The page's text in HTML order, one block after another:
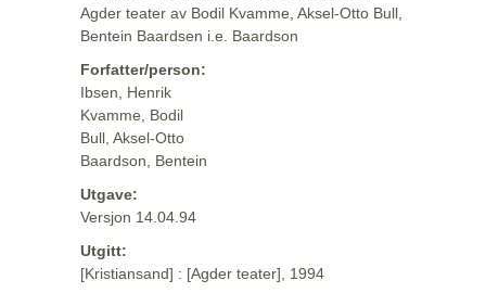
Agder teater av Bodil Kvamme, Aksel-Otto Bull,
Bentein Baardsen i.e. Baardson
Forfatter/person:
Ibsen, Henrik
Kvamme, Bodil
Bull, Aksel-Otto
Baardson, Bentein
Utgave:
Versjon 14.04.94
Utgitt:
[Kristiansand] : [Agder teater], 1994